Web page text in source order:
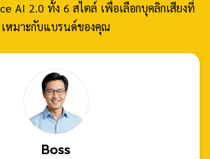
AI 2.0 ทั้ง 6 สไตล์ เพื่อเลือกบุคลิกเสียงที่
เหมาะกับแบรนด์ของคุณ
Boss